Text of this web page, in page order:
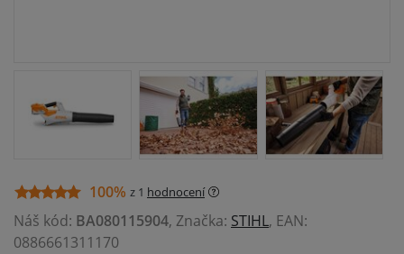
100% z 1 hodnocení
Náš kód: BA080115904, Značka: STIHL, EAN:
0886661311170